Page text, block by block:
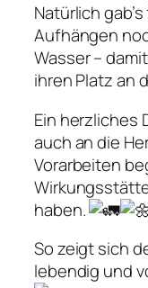
Natürlich
Aufhängen
Wasser –
ihren Platz an
Ein herzliches
auch an die
Vorarbeiten
haben.
So zeigt sich
lebendig und